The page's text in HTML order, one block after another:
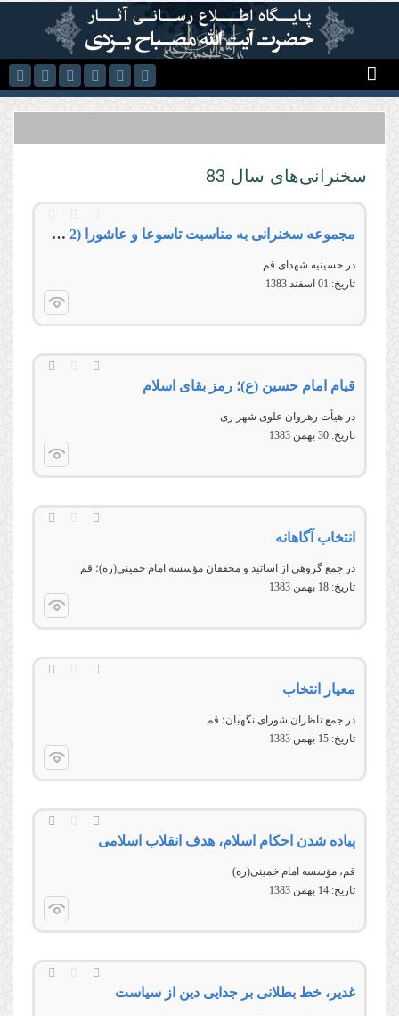
رفتن به محتوای اصلی
سخنرانی‌های سال 83
مجموعه سخنرانى به مناسبت تاسوعا و عاشورا (2 سخنرانی )
در حسينیه‌ شهدای قم
تاریخ: 01 اسفند 1383
قیام امام حسین (ع)؛ رمز بقای اسلام
در هیأت رهروان علوى شهر رى
تاریخ: 30 بهمن 1383
انتخاب آگاهانه
در جمع گروهی از اساتيد و محققان مؤسسه امام خمينی(ره)؛ قم
تاریخ: 18 بهمن 1383
معیار انتخاب
در جمع ناظران شورای نگهبان؛ قم
تاریخ: 15 بهمن 1383
پیاده شدن احكام اسلام، هدف انقلاب اسلامى
قم، مؤسسه امام خمينی(ره)
تاریخ: 14 بهمن 1383
غدیر، خط بطلانی بر جدایی دین از سیاست